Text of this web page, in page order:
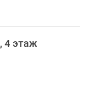
, 4 этаж